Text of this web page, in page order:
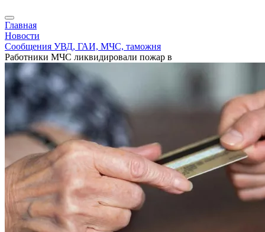
Главная
Новости
Сообщения УВД, ГАИ, МЧС, таможня
Работники МЧС ликвидировали пожар в